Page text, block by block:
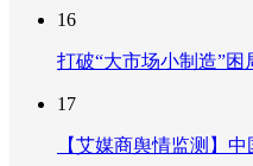
16
打破“大市场小制造”困
17
【艾媒商舆情监测】